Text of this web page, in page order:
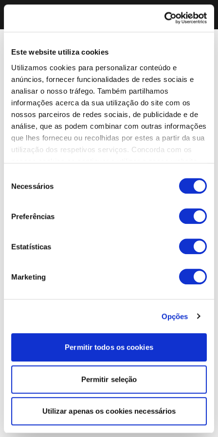
Este website utiliza cookies
Utilizamos cookies para personalizar conteúdo e
anúncios, fornecer funcionalidades de redes sociais e
analisar o nosso tráfego. Também partilhamos
informações acerca da sua utilização do site com os
nossos parceiros de redes sociais, de publicidade e de
análise, que as podem combinar com outras informações
que lhes forneceu ou recolhidas por estes a partir da sua
utilização dos respetivos serviços. Concorda com os
Necessários
Preferências
Estatísticas
Marketing
Opções
Permitir todos os cookies
Permitir seleção
Utilizar apenas os cookies necessários